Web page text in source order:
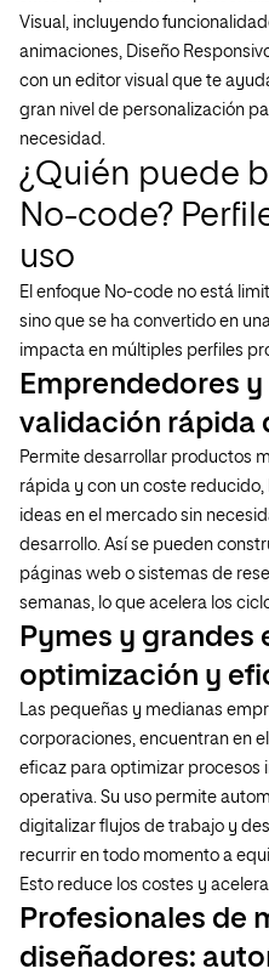
Visual, incluyendo
animaciones, Diseño
con un editor visual que te
gran nivel de personalización
necesidad.
¿Quién puede
No-code?
uso
El enfoque No-code no está
sino que se ha convertido en
impacta en múltiples perfiles
Emprendedores
validación rápida
Permite desarrollar productos
rápida y con un coste
ideas en el mercado sin
desarrollo. Así se pueden
páginas web o sistemas de
semanas, lo que acelera los
Pymes y grandes
optimización y
Las pequeñas y medianas
corporaciones, encuentran en
eficaz para optimizar procesos
operativa. Su uso permite
digitalizar flujos de trabajo y
recurrir en todo momento a
Esto reduce los costes y
Profesionales de
diseñadores: